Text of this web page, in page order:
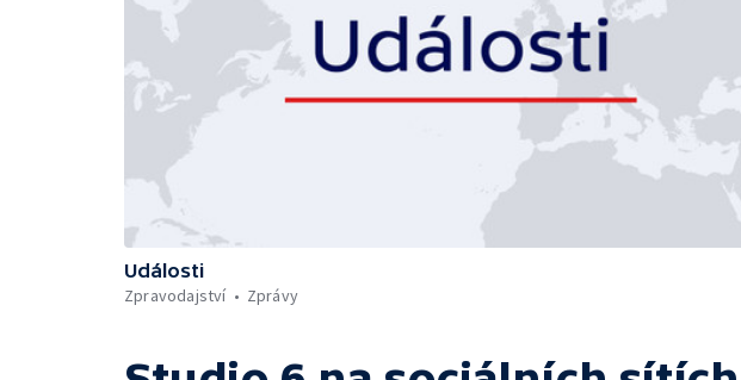
Události
Zpravodajství
Zprávy